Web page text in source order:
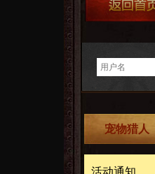
宠物猎人
活动通知